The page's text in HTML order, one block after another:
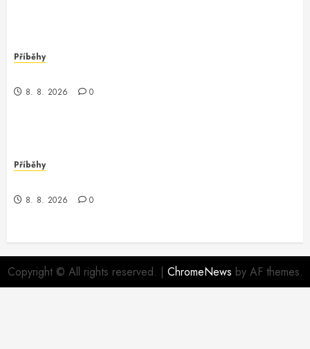
Příběhy
8. 8. 2026 0
Příběhy
8. 8. 2026 0
Copyright © All rights reserved. | ChromeNews by AF themes.